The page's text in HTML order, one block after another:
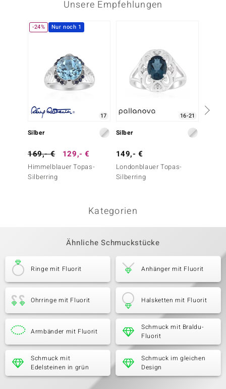
Unsere Empfehlungen
-24% Nur noch 1
17
Silber
169,- € 129,- €
Himmelblauer Topas-
Silberring
16-21
Silber
149,- €
Londonblauer Topas-
Silberring
Kategorien
Ähnliche Schmuckstücke
Ringe mit Fluorit Anhänger mit Fluorit
Ohrringe mit Fluorit Halsketten mit Fluorit
Armbänder mit Fluorit
Schmuck mit Braldu-
Fluorit
Schmuck mit
Edelsteinen in grün
Schmuck im gleichen
Design